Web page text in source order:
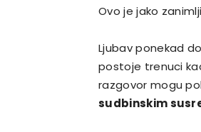
Ovo je jako
Ljubav ponekad
postoje trenuci
razgovor mogu
sudbinskim